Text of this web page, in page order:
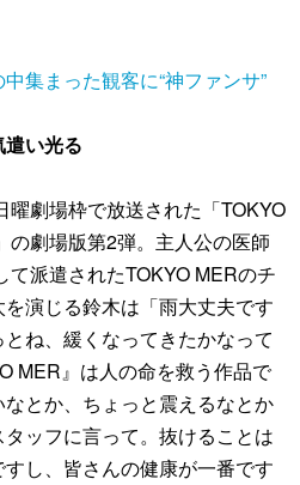
集まった観客に“神ファンサ”
い光る
劇場枠で放送された「TOKYO
の劇場版第2弾。主人公の医師
派遣されたTOKYO MERのチ
演じる鈴木は「雨大丈夫です
ね、緩くなってきたかなって
MER』は人の命を救う作品で
とか、ちょっと震えるなとか
ッフに言って。抜けることは
し、皆さんの健康が一番です